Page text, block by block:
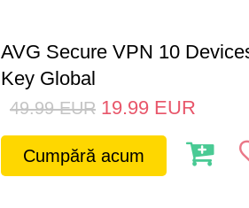
AVG Secure VPN 10
Key Global
49.99 EUR 19.99 EUR
Cumpără acum